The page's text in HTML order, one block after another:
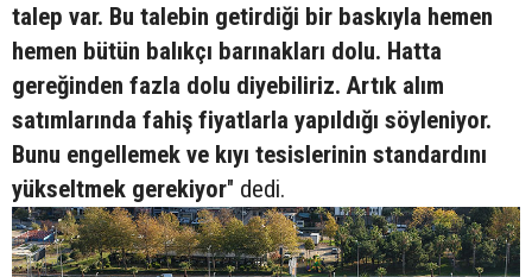
talep var. Bu talebin getirdiği bir baskıyla hemen
hemen bütün balıkçı barınakları dolu. Hatta
gereğinden fazla dolu diyebiliriz. Artık alım
satımlarında fahiş fiyatlarla yapıldığı söyleniyor.
Bunu engellemek ve kıyı tesislerinin standardını
yükseltmek gerekiyor" dedi.